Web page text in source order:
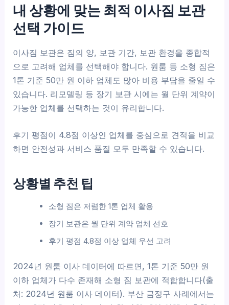
내 상황에 맞는 최적 이사짐 보관
선택 가이드
이사짐 보관은 짐의 양, 보관 기간, 보관 환경을 종합적
으로 고려해 업체를 선택해야 합니다. 원룸 등 소형 짐은
1톤 기준 50만 원 이하 업체도 많아 비용 부담을 줄일 수
있습니다. 리모델링 등 장기 보관 시에는 월 단위 계약이
가능한 업체를 선택하는 것이 유리합니다.
후기 평점이 4.8점 이상인 업체를 중심으로 견적을 비교
하면 안전성과 서비스 품질 모두 만족할 수 있습니다.
상황별 추천 팁
소형 짐은 저렴한 1톤 업체 활용
장기 보관은 월 단위 계약 업체 선호
후기 평점 4.8점 이상 업체 우선 고려
2024년 원룸 이사 데이터에 따르면, 1톤 기준 50만 원
이하 업체가 다수 존재해 소형 짐 보관에 적합합니다(출
처: 2024년 원룸 이사 데이터). 부산 금정구 사례에서는